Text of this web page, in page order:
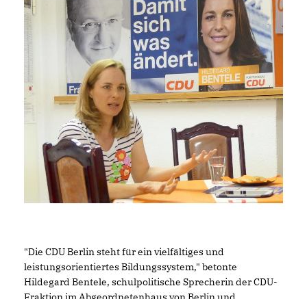
"Die CDU Berlin steht für ein vielfältiges und
leistungsorientiertes Bildungssystem," betonte
Hildegard Bentele, schulpolitische Sprecherin der CDU-